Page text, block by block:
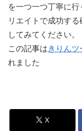
を一つ一つ丁寧に
リエイトで成功す
してみてください。
この記事はきりんツ
れました
X